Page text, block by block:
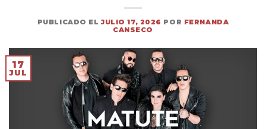
PUBLICADO ELJULIO 17, 2026 POR FERNANDA
CANSECO
17
JUL